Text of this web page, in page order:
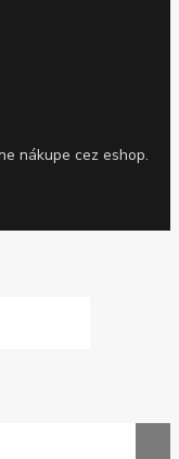
nákupe cez eshop.